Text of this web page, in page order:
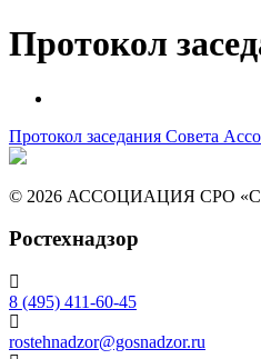
Протокол
Протокол заседания Совета
© 2026 АССОЦИАЦИЯ СРО
Ростехнадзор
8 (495) 411-60-45
rostehnadzor@gosnadzor.ru